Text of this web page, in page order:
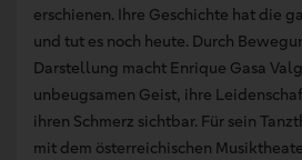
erschienen. Ihre Geschichte hat die
und tut es noch heute. Durch
Darstellung macht Enrique Gasa
unbeugsamen Geist, ihre
ihren Schmerz sichtbar. Für sein
mit dem österreichischen